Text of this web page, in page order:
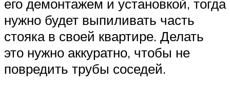
его демонтажем и установкой, тогда
нужно будет выпиливать часть
стояка в своей квартире. Делать
это нужно аккуратно, чтобы не
повредить трубы соседей.